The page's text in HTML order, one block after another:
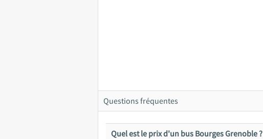
Questions fréquentes
Quel est le prix d'un bus Bourges Grenoble ?